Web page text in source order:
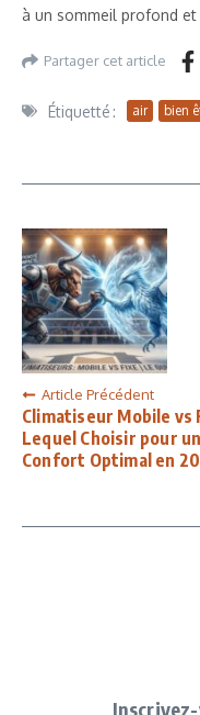
à un sommeil profond et
Partager cet article
Étiquetté : air bien
Article Précédent
Climatiseur Mobile vs
Lequel Choisir pour un
Confort Optimal en